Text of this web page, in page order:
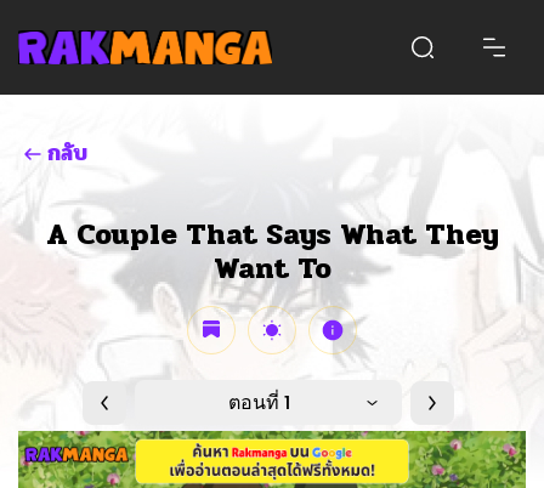
กลับ
A Couple That Says What They
Want To
ตอนที่ 1